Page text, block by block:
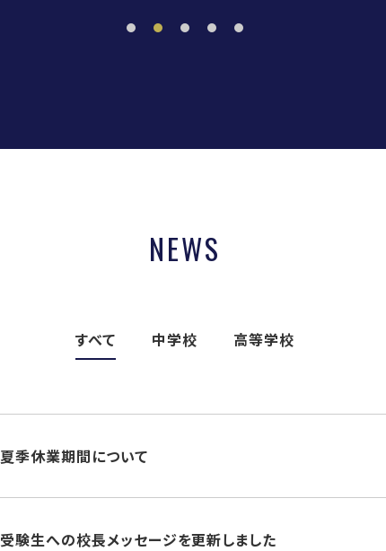
NEWS
すべて 中学校 高等学校
夏季休業期間について
受験生への校長メッセージを更新しました